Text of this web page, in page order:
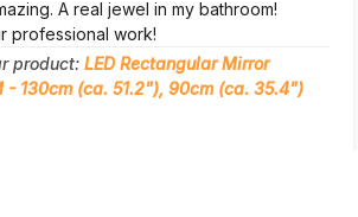
A real jewel in my bathroom!
professional work!
product: LED Rectangular Mirror
- 130cm (ca. 51.2"), 90cm (ca. 35.4")